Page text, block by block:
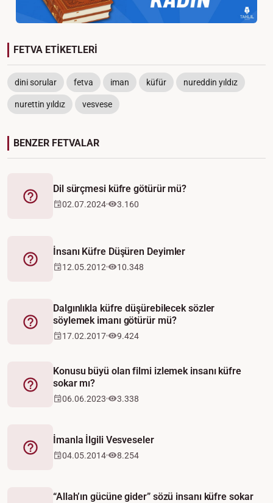
FETVA ETİKETLERİ
dini sorular fetva iman küfür nureddin yıldız
nurettin yıldız vesvese
BENZER FETVALAR
Fetva
Dil sürçmesi küfre götürür mü?
02.07.2024 3.160
Fetva
İnsanı Küfre Düşüren Deyimler
12.05.2012 10.348
Fetva
Dalgınlıkla küfre düşürebilecek sözler
söylemek imanı götürür mü?
17.02.2017 9.424
Fetva
Konusu büyü olan filmi izlemek insanı küfre
sokar mı?
06.06.2023 3.338
Fetva
İmanla İlgili Vesveseler
04.05.2014 8.254
“Allah’ın gücüne gider” sözü insanı küfre sokar